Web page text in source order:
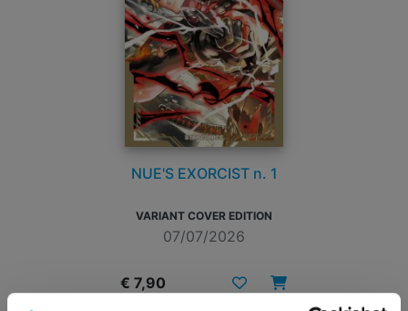
NUE'S EXORCIST n. 1
VARIANT COVER EDITION
07/07/2026
€ 7,90